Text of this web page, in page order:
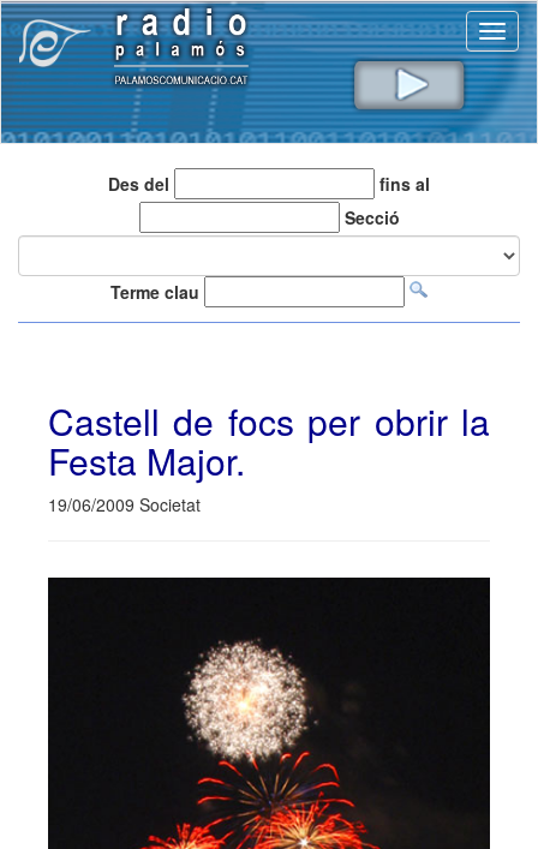
Des del
fins al
Secció
Terme clau
Castell de focs per obrir la
Festa Major.
19/06/2009 Societat